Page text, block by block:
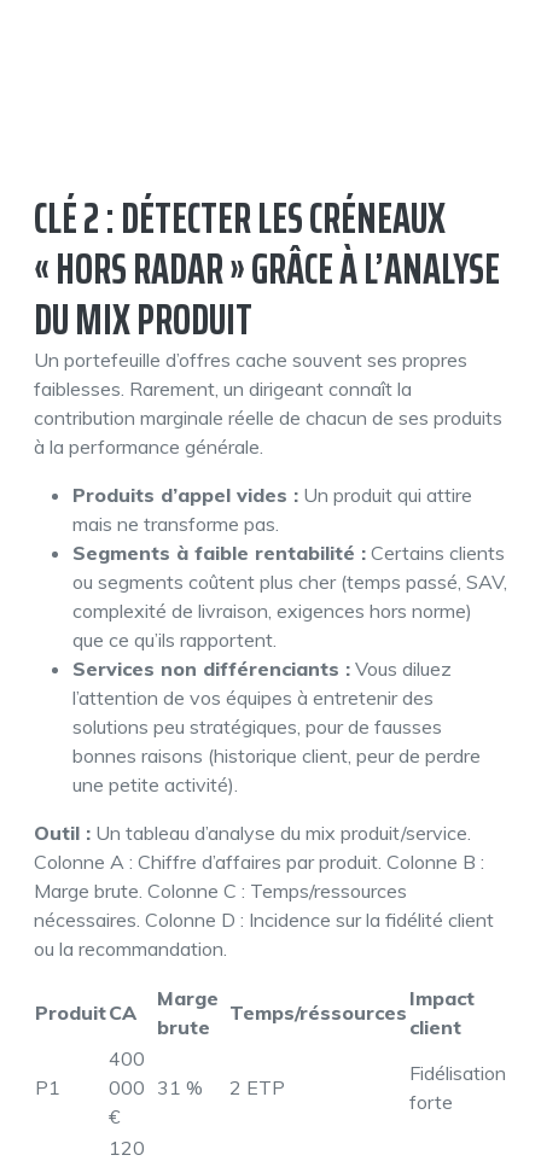
CLÉ 2 : DÉTECTER LES CRÉNEAUX
« HORS RADAR » GRÂCE À L’ANALYSE
DU MIX PRODUIT
Un portefeuille d’offres cache souvent ses propres
faiblesses. Rarement, un dirigeant connaît la
contribution marginale réelle de chacun de ses produits
à la performance générale.
Produits d’appel vides : Un produit qui attire
mais ne transforme pas.
Segments à faible rentabilité : Certains clients
ou segments coûtent plus cher (temps passé, SAV,
complexité de livraison, exigences hors norme)
que ce qu’ils rapportent.
Services non différenciants : Vous diluez
l’attention de vos équipes à entretenir des
solutions peu stratégiques, pour de fausses
bonnes raisons (historique client, peur de perdre
une petite activité).
Outil : Un tableau d’analyse du mix produit/service.
Colonne A : Chiffre d’affaires par produit. Colonne B :
Marge brute. Colonne C : Temps/ressources
nécessaires. Colonne D : Incidence sur la fidélité client
ou la recommandation.
ProduitCA
Marge
brute
Temps/réssources
Impact
client
P1
400
000
€
31 % 2 ETP
Fidélisation
forte
120